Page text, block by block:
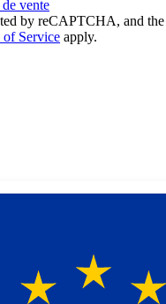
vente
by reCAPTCHA, and
of Service apply.